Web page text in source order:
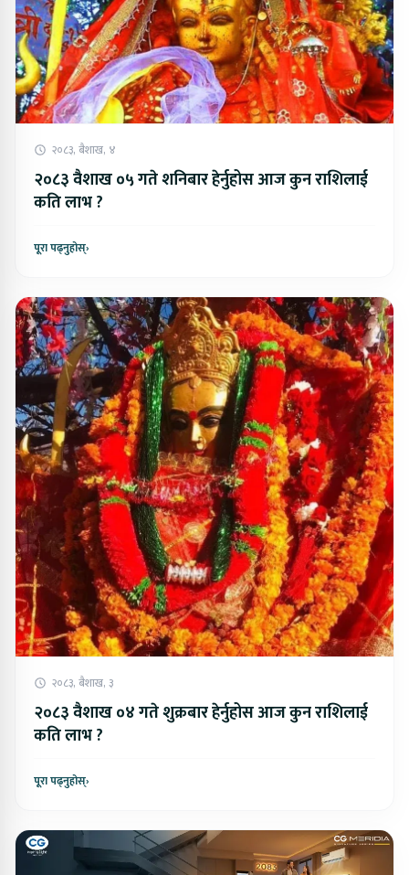
२०८३, बैशाख, ४
२०८३ वैशाख ०५ गते शनिबार हेर्नुहोस आज कुन राशिलाई
कति लाभ ?
पूरा पढ्नुहोस्›
२०८३, बैशाख, ३
२०८३ वैशाख ०४ गते शुक्रबार हेर्नुहोस आज कुन राशिलाई
कति लाभ ?
पूरा पढ्नुहोस्›